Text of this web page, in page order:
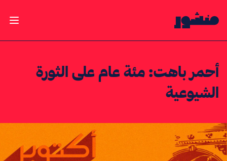
الصفحة الرئيسية
فتح
أحمر باهت: مئة عام على الثورة
الشيوعية